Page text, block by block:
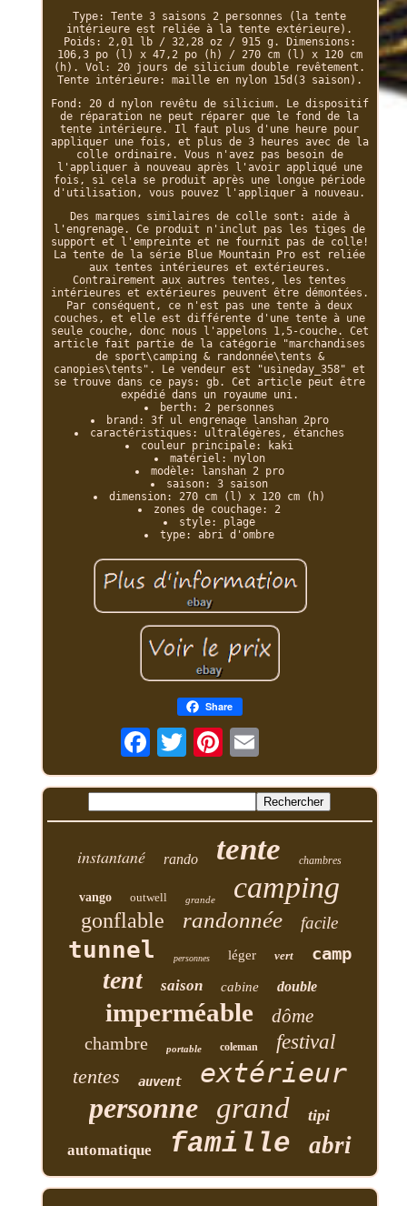
Type: Tente 3 saisons 2 personnes (la tente
intérieure est reliée à la tente extérieure).
Poids: 2,01 lb / 32,28 oz / 915 g. Dimensions:
106,3 po (l) x 47,2 po (h) / 270 cm (l) x 120 cm
(h). Vol: 20 jours de silicium double revêtement.
Tente intérieure: maille en nylon 15d(3 saison).
Fond: 20 d nylon revêtu de silicium. Le dispositif
de réparation ne peut réparer que le fond de la
tente intérieure. Il faut plus d'une heure pour
appliquer une fois, et plus de 3 heures avec de la
colle ordinaire. Vous n'avez pas besoin de
l'appliquer à nouveau après l'avoir appliqué une
fois, si cela se produit après une longue période
d'utilisation, vous pouvez l'appliquer à nouveau.
Des marques similaires de colle sont: aide à
l'engrenage. Ce produit n'inclut pas les tiges de
support et l'empreinte et ne fournit pas de colle!
La tente de la série Blue Mountain Pro est reliée
aux tentes intérieures et extérieures.
Contrairement aux autres tentes, les tentes
intérieures et extérieures peuvent être démontées.
Par conséquent, ce n'est pas une tente à deux
couches, et elle est différente d'une tente à une
seule couche, donc nous l'appelons 1,5-couche. Cet
article fait partie de la catégorie "marchandises
de sport\camping & randonnée\tents &
canopies\tents". Le vendeur est "usineday_358" et
se trouve dans ce pays: gb. Cet article peut être
expédié dans un royaume uni.
berth: 2 personnes
brand: 3f ul engrenage lanshan 2pro
caractéristiques: ultralégères, étanches
couleur principale: kaki
matériel: nylon
modèle: lanshan 2 pro
saison: 3 saison
dimension: 270 cm (l) x 120 cm (h)
zones de couchage: 2
style: plage
type: abri d'ombre
Share
instantané rando tente chambres
vango outwell grande camping
gonflable randonnée facile
tunnel personnes léger vert camp
tent saison cabine double
imperméable dôme
chambre portable coleman
festival
tentes
auvent extérieur
personne grand tipi
automatique famille abri